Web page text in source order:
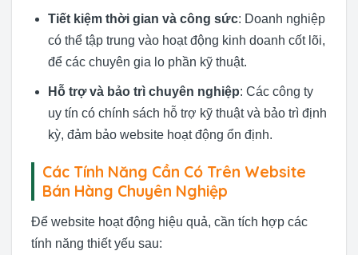
Tiết kiệm thời gian và công sức: Doanh nghiệp
có thể tập trung vào hoạt động kinh doanh cốt lõi,
để các chuyên gia lo phần kỹ thuật.
Hỗ trợ và bảo trì chuyên nghiệp: Các công ty
uy tín có chính sách hỗ trợ kỹ thuật và bảo trì định
kỳ, đảm bảo website hoạt động ổn định.
Các Tính Năng Cần Có Trên Website
Bán Hàng Chuyên Nghiệp
Để website hoạt động hiệu quả, cần tích hợp các
tính năng thiết yếu sau: